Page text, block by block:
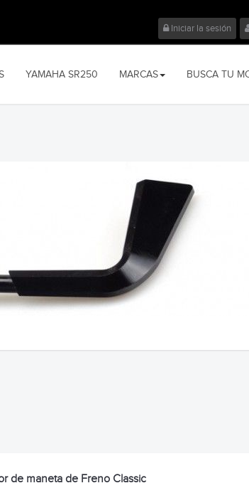
Iniciar la sesión
YAMAHA SR250 MARCAS BUSCA TU
de maneta de Freno Classic